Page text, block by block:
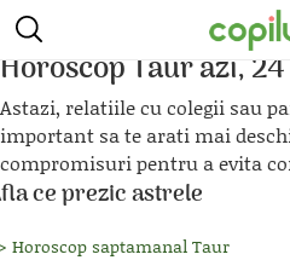
Copilul.ro /
Horoscop Taur azi,
Astazi, relatiile cu colegii sau
important sa te arati mai
compromisuri pentru a evita
ce prezic astrele
Horoscop saptamanal Taur